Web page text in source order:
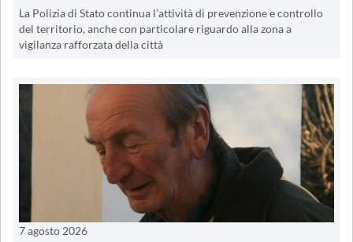
La Polizia di Stato continua l’attività di prevenzione e controllo
del territorio, anche con particolare riguardo alla zona a
vigilanza rafforzata della città
7 agosto 2026